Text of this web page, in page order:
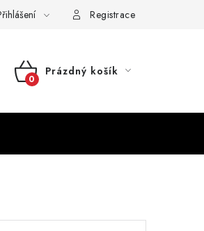
Registrace
NÁKUPNÍ
Prázdný košík